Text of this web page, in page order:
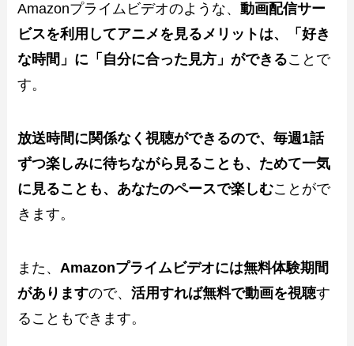
Amazonプライムビデオのような、動画配信サー
ビスを利用してアニメを見るメリットは、「好き
な時間」に「自分に合った見方」ができることで
す。
放送時間に関係なく視聴ができるので、毎週1話
ずつ楽しみに待ちながら見ることも、ためて一気
に見ることも、あなたのペースで楽しむことがで
きます。
また、 Amazonプライムビデオには無料体験期間
がありますので、活用すれば無料で動画を視聴す
ることもできます。